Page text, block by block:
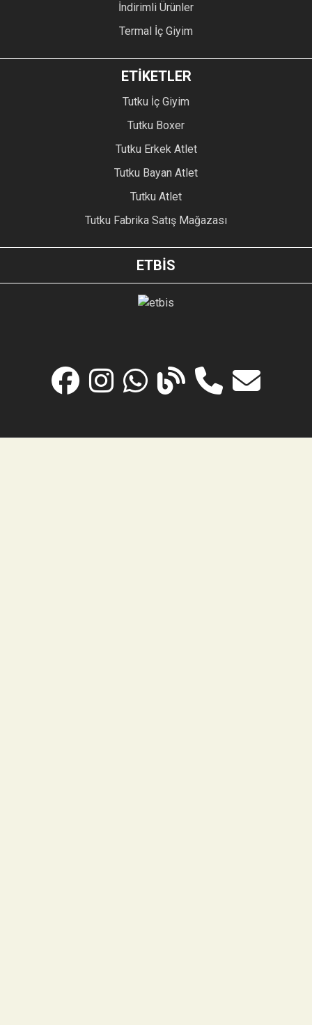
İndirimli Ürünler
Termal İç Giyim
ETİKETLER
Tutku İç Giyim
Tutku Boxer
Tutku Erkek Atlet
Tutku Bayan Atlet
Tutku Atlet
Tutku Fabrika Satış Mağazası
ETBİS